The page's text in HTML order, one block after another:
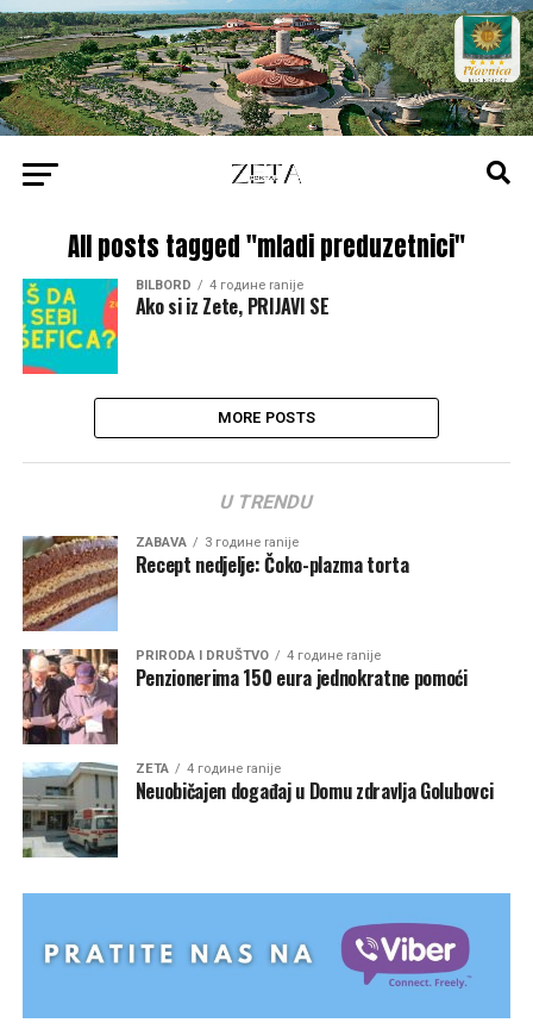
All posts tagged "mladi preduzetnici"
BILBORD 4 године ranije
Ako si iz Zete, PRIJAVI SE
MORE POSTS
U TRENDU
ZABAVA 3 године ranije
Recept nedjelje: Čoko-plazma torta
PRIRODA I DRUŠTVO 4 године ranije
Penzionerima 150 eura jednokratne pomoći
ZETA 4 године ranije
Neuobičajen događaj u Domu zdravlja Golubovci